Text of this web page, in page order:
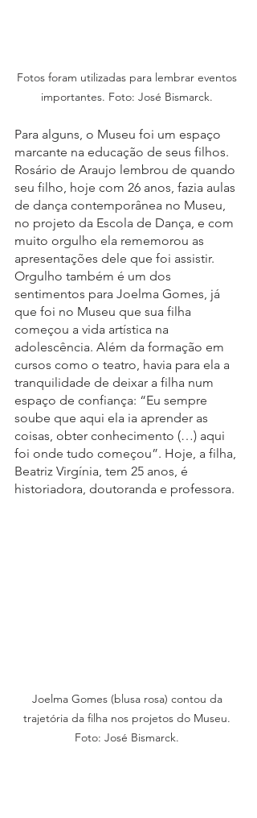
Fotos foram utilizadas para lembrar eventos
importantes. Foto: José Bismarck.
Para alguns, o Museu foi um espaço
marcante na educação de seus filhos.
Rosário de Araujo lembrou de quando
seu filho, hoje com 26 anos, fazia aulas
de dança contemporânea no Museu,
no projeto da Escola de Dança, e com
muito orgulho ela rememorou as
apresentações dele que foi assistir.
Orgulho também é um dos
sentimentos para Joelma Gomes, já
que foi no Museu que sua filha
começou a vida artística na
adolescência. Além da formação em
cursos como o teatro, havia para ela a
tranquilidade de deixar a filha num
espaço de confiança: “Eu sempre
soube que aqui ela ia aprender as
coisas, obter conhecimento (…) aqui
foi onde tudo começou”. Hoje, a filha,
Beatriz Virgínia, tem 25 anos, é
historiadora, doutoranda e professora.
Joelma Gomes (blusa rosa) contou da
trajetória da filha nos projetos do Museu.
Foto: José Bismarck.